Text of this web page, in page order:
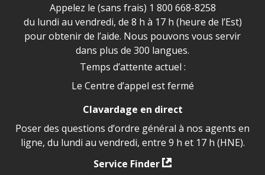
Appelez le (sans frais) 1 800 668-8258
du lundi au vendredi, de 8 h à 17 h (heure de l’Est)
pour obtenir de l’aide. Nous pouvons vous servir
dans plus de 300 langues.
Temps d’attente actuel :
Le Centre d’appel est fermé
Clavardage en direct
Poser des questions d’ordre général à nos agents en
ligne, du lundi au vendredi, entre 9 h et 17 h (HNE).
Service Finder